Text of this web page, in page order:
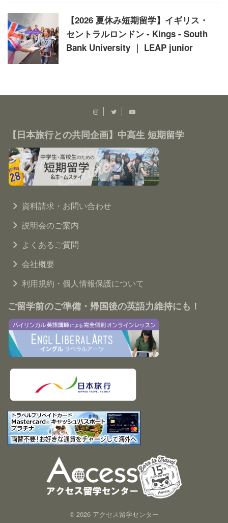
【2026 夏休み短期留学】イギリス・
セントラルロンドン - Kings - South
Bank University ｜ LEAP junior
【日本旅行との共同企画】中高生 短期留学
資料請求・お問い合わせ
説明会のご案内
よくあるご質問
会社概要
利用規約・個人情報保護について
ご留学前のご準備・帰国後の英語力維持にも！
© 2026 アクセス留学センター